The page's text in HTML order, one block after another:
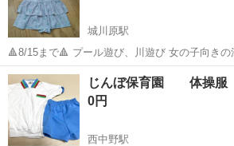
城川原駅
🔺8/15まで🔺 プール遊び、川遊び 女の子向き
スコープなども投稿中 ⏺️受渡し希望日時を2つほど記載してメッセー
ジ下さい。取り置きの末、ドタキャン・音信不
間~10日以内での取引...
富山 富山市 城川原駅 キッズ用品
じんぼ保育園 体操服
0円
西中野駅